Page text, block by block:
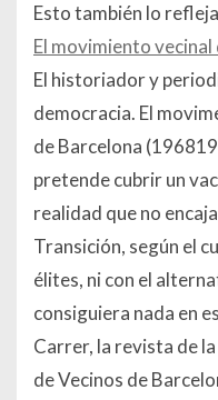
Esto también lo
El movimiento
El historiador y
democracia. El
de Barcelona
pretende cubrir un
realidad que no
Transición, según el
élites, ni con el
consiguiera nada en
Carrer, la revista de
de Vecinos de